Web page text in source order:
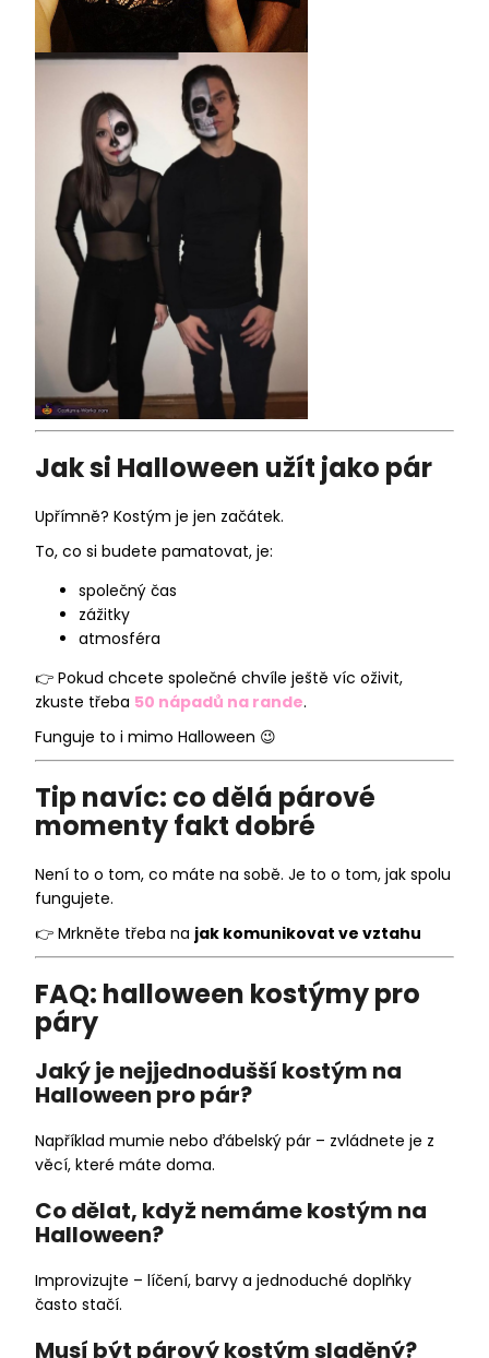
Jak si Halloween užít jako pár
Upřímně? Kostým je jen začátek.
To, co si budete pamatovat, je:
společný čas
zážitky
atmosféra
👉 Pokud chcete společné chvíle ještě víc oživit,
zkuste třeba 50 nápadů na rande.
Funguje to i mimo Halloween 😉
Tip navíc: co dělá párové
momenty fakt dobré
Není to o tom, co máte na sobě. Je to o tom, jak spolu
fungujete.
👉 Mrkněte třeba na jak komunikovat ve vztahu
FAQ: halloween kostýmy pro
páry
Jaký je nejjednodušší kostým na
Halloween pro pár?
Například mumie nebo ďábelský pár – zvládnete je z
věcí, které máte doma.
Co dělat, když nemáme kostým na
Halloween?
Improvizujte – líčení, barvy a jednoduché doplňky
často stačí.
Musí být párový kostým sladěný?